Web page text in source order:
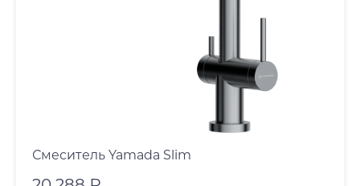
Смеситель Yamada Slim